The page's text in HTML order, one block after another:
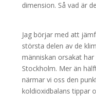
dimension. Så vad är
Jag börjar med att
största delen av de
människan orsakat
Stockholm. Mer än
närmar vi oss den
koldioxidbalans tippar